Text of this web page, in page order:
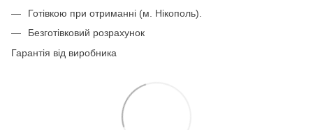
Готівкою при отриманні (м. Нікополь).
Безготівковий розрахунок
Гарантія від виробника